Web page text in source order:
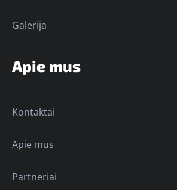
Galerija
Apie mus
Kontaktai
Apie mus
Partneriai